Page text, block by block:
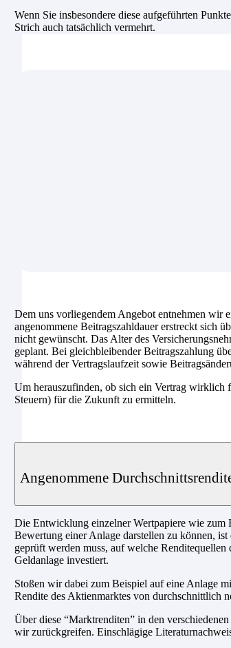
Wenn Sie insbesondere diese aufgeführten
Strich auch tatsächlich vermehrt.
Dem uns vorliegendem Angebot entnehmen wir
angenommene Beitragszahldauer erstreckt sich
nicht gewünscht. Das Alter des
geplant. Bei gleichbleibender Beitragszahlung
während der Vertragslaufzeit sowie
Um herauszufinden, ob sich ein Vertrag wirklich
Steuern) für die Zukunft zu ermitteln.
Angenommene
Die Entwicklung einzelner Wertpapiere wie zum
Bewertung einer Anlage darstellen zu können,
geprüft werden muss, auf welche
Geldanlage investiert.
Stoßen wir dabei zum Beispiel auf eine Anlage
Rendite des Aktienmarktes von durchschnittlich
Über diese “Marktrenditen” in den
wir zurückgreifen. Einschlägige